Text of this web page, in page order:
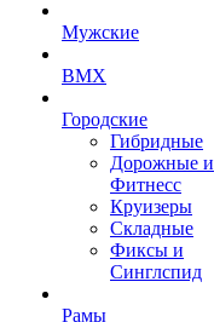
Мужские
BMX
Городские
Гибридные
Дорожные и
Фитнесс
Круизеры
Складные
Фиксы и
Синглспид
Рамы